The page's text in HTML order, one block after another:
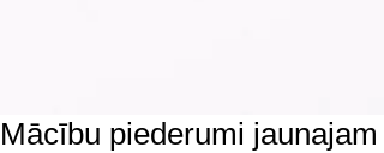
Mācību piederumi jaunajam